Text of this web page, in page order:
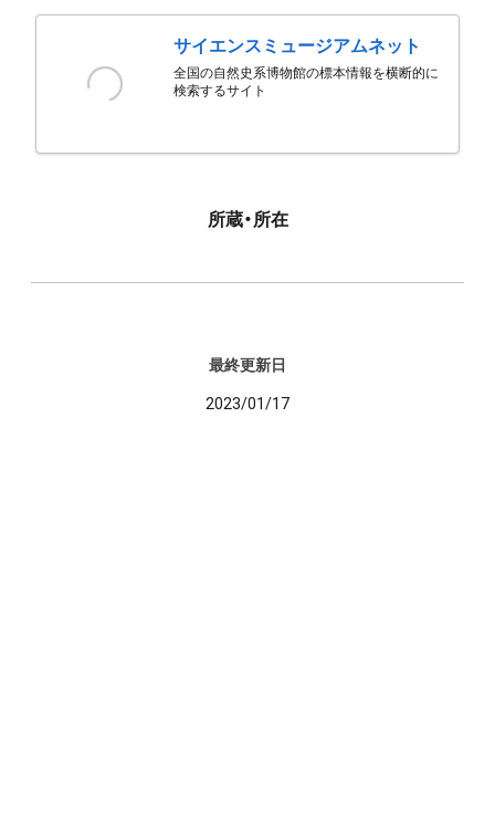
サイエンスミュージアムネット
全国の自然史系博物館の標本情報を横断的に
検索するサイト
所蔵・所在
最終更新日
2023/01/17